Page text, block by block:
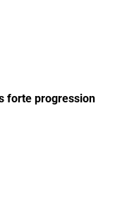
forte progression